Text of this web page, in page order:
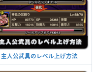
主人公武具のレベル上げ方法